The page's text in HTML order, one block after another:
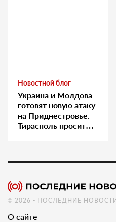
Новостной блог
Украина и Молдова
готовят новую атаку
на Приднестровье.
Тирасполь просит
© 2026 - ПОСЛЕДНИЕ НОВОСТИ
О сайте